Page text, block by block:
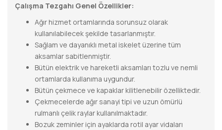
Çalışma Tezgahı Genel Özellikler:
Ağır hizmet ortamlarında sorunsuz olarak
kullanılabilecek şekilde tasarlanmıştır.
Sağlam ve dayanıklı metal iskelet üzerine tüm
aksamlar sabitlenmiştir.
Bütün elektrik ve hareketli aksamları tozlu ve nemli
ortamlarda kullanıma uygundur.
Bütün çekmece ve kapaklar kilitlenebilir özelliktedir.
Çekmecelerde ağır sanayi tipi ve uzun ömürlü
rulmanlı çelik raylar kullanılmaktadır.
Bozuk zeminler için ayaklarda rotil ayar vidaları